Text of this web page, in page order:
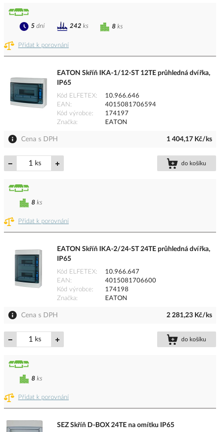
Přidat k porovnání
8 ks
5 dní 242 ks
EATON Skříň IKA-1/12-ST 12TE průhledná dvířka,
IP65
Kód ELFETEX
10.966.646
EAN
4015081706594
Kód výrobce
174197
Značka
EATON
Cena s DPH 1 404,17 Kč/ks
ks do košíku
Přidat k porovnání
8 ks
EATON Skříň IKA-2/24-ST 24TE průhledná dvířka,
IP65
Kód ELFETEX
10.966.647
EAN
4015081706600
Kód výrobce
174198
Značka
EATON
Cena s DPH 2 281,23 Kč/ks
ks do košíku
Přidat k porovnání
8 ks
SEZ Skříň D-BOX 24TE na omítku IP65